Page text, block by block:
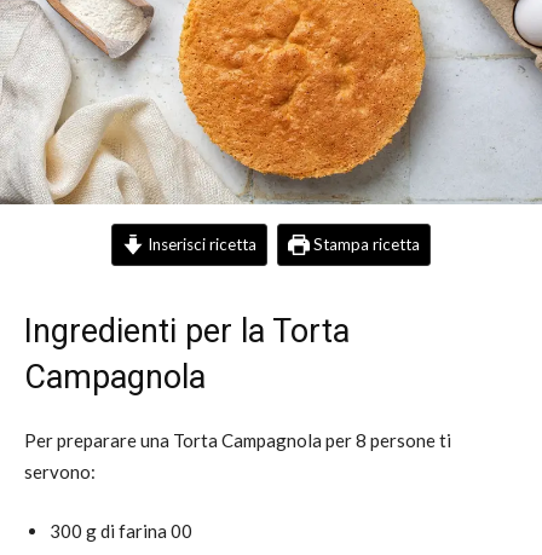
Inserisci ricetta Stampa ricetta
Ingredienti per la Torta
Campagnola
Per preparare una Torta Campagnola per 8 persone ti
servono:
300 g di farina 00